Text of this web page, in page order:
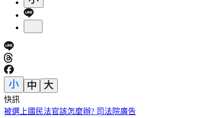
快訊
白海豚明逼近家門！「豪雨熱區」曝光 東部高溫36度